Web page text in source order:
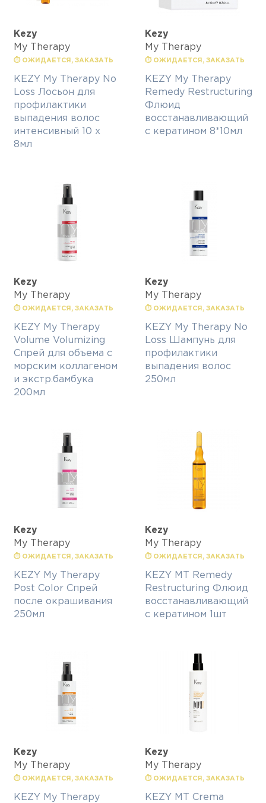
Kezy
My Therapy
⏱ ОЖИДАЕТСЯ, ЗАКАЗАТЬ
KEZY My Therapy No
Loss Лосьон для
профилактики
выпадения волос
интенсивный 10 х
8мл
Kezy
My Therapy
⏱ ОЖИДАЕТСЯ, ЗАКАЗАТЬ
KEZY My Therapy
Remedy Restructuring
Флюид
восстанавливающий
с кератином 8*10мл
Kezy
My Therapy
⏱ ОЖИДАЕТСЯ, ЗАКАЗАТЬ
KEZY My Therapy
Volume Volumizing
Спрей для объема с
морским коллагеном
и экстр.бамбука
200мл
Kezy
My Therapy
⏱ ОЖИДАЕТСЯ, ЗАКАЗАТЬ
KEZY My Therapy No
Loss Шампунь для
профилактики
выпадения волос
250мл
Kezy
My Therapy
⏱ ОЖИДАЕТСЯ, ЗАКАЗАТЬ
KEZY My Therapy
Post Color Спрей
после окрашивания
250мл
Kezy
My Therapy
⏱ ОЖИДАЕТСЯ, ЗАКАЗАТЬ
KEZY MT Remedy
Restructuring Флюид
восстанавливающий
с кератином 1шт
Kezy
My Therapy
⏱ ОЖИДАЕТСЯ, ЗАКАЗАТЬ
KEZY My Therapy
Kezy
My Therapy
⏱ ОЖИДАЕТСЯ, ЗАКАЗАТЬ
KEZY MT Crema